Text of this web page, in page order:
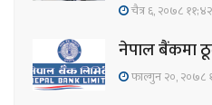
चैत्र ६, २०७८
नेपाल बैंकमा
फाल्गुन २०, २०७८